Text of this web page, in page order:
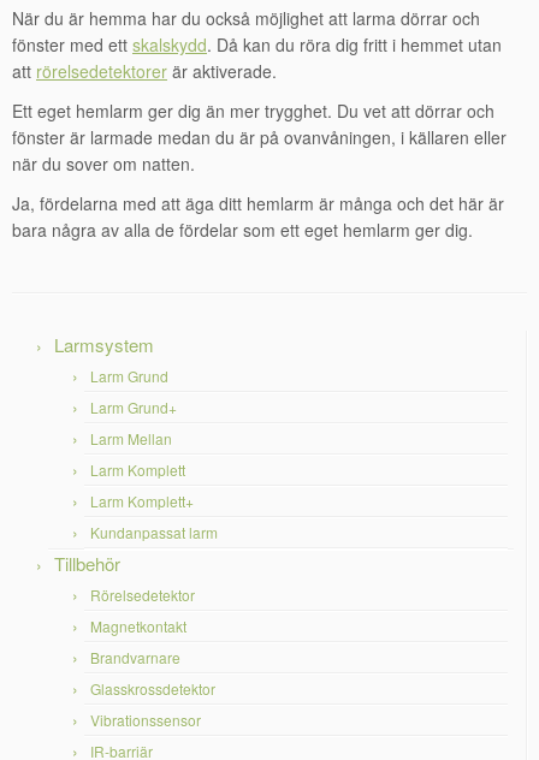
När du är hemma har du också möjlighet att larma dörrar och
fönster med ett skalskydd. Då kan du röra dig fritt i hemmet utan
att rörelsedetektorer är aktiverade.
Ett eget hemlarm ger dig än mer trygghet. Du vet att dörrar och
fönster är larmade medan du är på ovanvåningen, i källaren eller
när du sover om natten.
Ja, fördelarna med att äga ditt hemlarm är många och det här är
bara några av alla de fördelar som ett eget hemlarm ger dig.
Larmsystem
Larm Grund
Larm Grund+
Larm Mellan
Larm Komplett
Larm Komplett+
Kundanpassat larm
Tillbehör
Rörelsedetektor
Magnetkontakt
Brandvarnare
Glasskrossdetektor
Vibrationssensor
IR-barriär